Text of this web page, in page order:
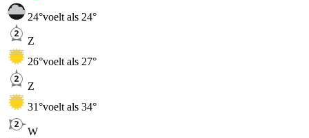
24°voelt als 24°
Z
26°voelt als 27°
Z
31°voelt als 34°
W